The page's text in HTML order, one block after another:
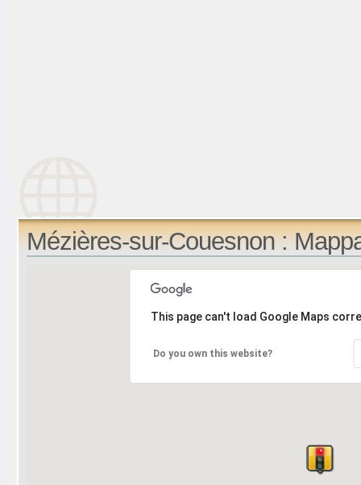
Mézières-sur-Couesnon :
This page can't load Google Maps
Do you own this website?